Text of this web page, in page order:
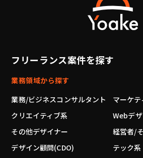
フリーランス案件を探す
業務領域から探す
業務/ビジネスコンサルタント
マーケ
クリエイティブ系
Webデ
その他デザイナー
経営者/
デザイン顧問(CDO)
テック系